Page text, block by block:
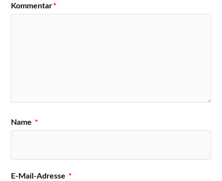
Kommentar*
Name *
E-Mail-Adresse *